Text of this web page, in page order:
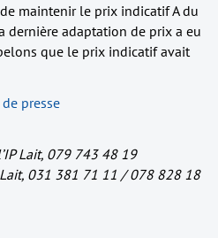
maintenir le prix indicatif A du
dernière adaptation de prix a eu
que le prix indicatif avait
presse
Lait, 079 743 48 19
Lait, 031 381 71 11 / 078 828 18